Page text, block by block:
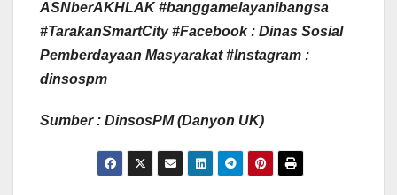
ASNberAKHLAK #banggamelayanibangsa
#TarakanSmartCity #Facebook : Dinas Sosial
Pemberdayaan Masyarakat #Instagram :
dinsospm
Sumber : DinsosPM (Danyon UK)